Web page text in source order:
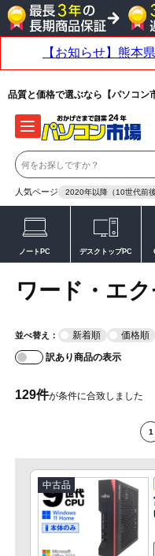
品質と価格で選ぶなら【パソコン
人気ページ 2020年以降（10世代前後
ノートPC デスクトップPC
ワード・エ
並べ替え： 新着順
価格順
訳あり商品の表示
129件が条件に合致しました
1
中古品